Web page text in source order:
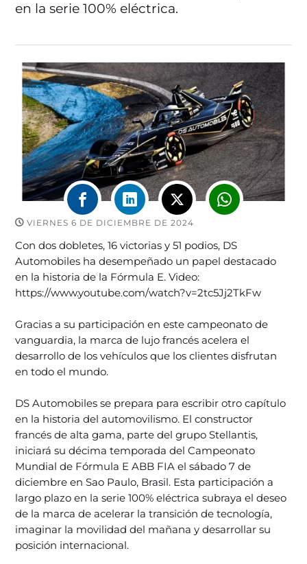
en la serie 100% eléctrica.
VIERNES 6 DE DICIEMBRE DE 2024
Con dos dobletes, 16 victorias y 51 podios, DS
Automobiles ha desempeñado un papel destacado
en la historia de la Fórmula E. Video:
https://www.youtube.com/watch?v=2tc5Jj2TkFw
Gracias a su participación en este campeonato de
vanguardia, la marca de lujo francés acelera el
desarrollo de los vehículos que los clientes disfrutan
en todo el mundo.
DS Automobiles se prepara para escribir otro capítulo
en la historia del automovilismo. El constructor
francés de alta gama, parte del grupo Stellantis,
iniciará su décima temporada del Campeonato
Mundial de Fórmula E ABB FIA el sábado 7 de
diciembre en Sao Paulo, Brasil. Esta participación a
largo plazo en la serie 100% eléctrica subraya el deseo
de la marca de acelerar la transición de tecnología,
imaginar la movilidad del mañana y desarrollar su
posición internacional.